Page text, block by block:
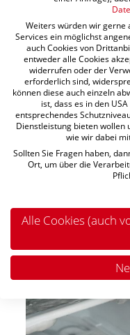
lassen
7. Nach
wieder füllen
Weiters würden wir gerne
Services ein möglichst
auch Cookies von
entweder alle Cookies
widerrufen oder der
erforderlich sind,
können diese auch einzeln
ist, dass es in den
entsprechendes
Dienstleistung bieten wollen
wie wir dabei
Sollten Sie Fragen haben,
Ort, um über die
Alle Cookies (auch